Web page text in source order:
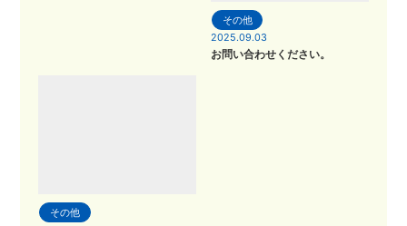
その他
2025.09.03
お問い合わせください。
その他